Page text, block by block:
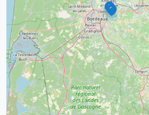
3
2
32
2
11
11